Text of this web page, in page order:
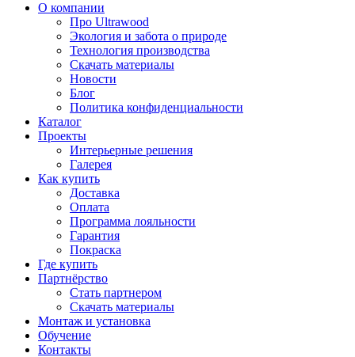
О компании
Про Ultrawood
Экология и забота о природе
Технология производства
Скачать материалы
Новости
Блог
Политика конфиденциальности
Каталог
Проекты
Интерьерные решения
Галерея
Как купить
Доставка
Оплата
Программа лояльности
Гарантия
Покраска
Где купить
Партнёрство
Стать партнером
Скачать материалы
Монтаж и установка
Обучение
Контакты